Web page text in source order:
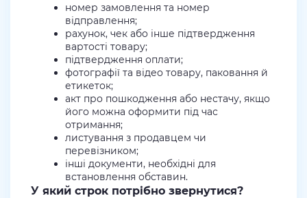
номер замовлення та номер
відправлення;
рахунок, чек або інше підтвердження
вартості товару;
підтвердження оплати;
фотографії та відео товару, паковання й
етикеток;
акт про пошкодження або нестачу, якщо
його можна оформити під час
отримання;
листування з продавцем чи
перевізником;
інші документи, необхідні для
встановлення обставин.
У який строк потрібно звернутися?